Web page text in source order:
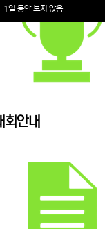
회안내
1일 동안 보지 않음